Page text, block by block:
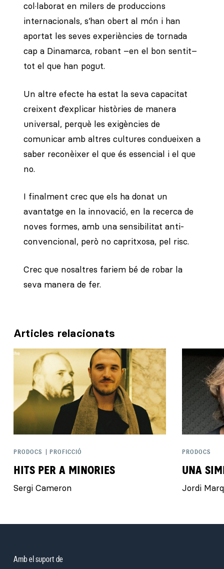
col·laborat en milers de produccions
internacionals, s’han obert al món i han
aportat les seves experiències de tornada
cap a Dinamarca, robant –en el bon sentit–
tot el que han pogut.
Un altre efecte ha estat la seva capacitat
creixent d’explicar històries de manera
universal, perquè les exigències de
comunicar amb altres cultures condueixen a
saber reconèixer el que és essencial i el que
no.
I finalment crec que els ha donat un
avantatge en la innovació, en la recerca de
noves formes, amb una sensibilitat anti-
convencional, però no capritxosa, pel risc.
Crec que nosaltres fariem bé de robar la
seva manera de fer.
Articles relacionats
PRODOCS PROFICCIÓ
HITS PER A MINORIES
Sergi Cameron
PRODOCS
UNA
Jordi
Amb el suport de